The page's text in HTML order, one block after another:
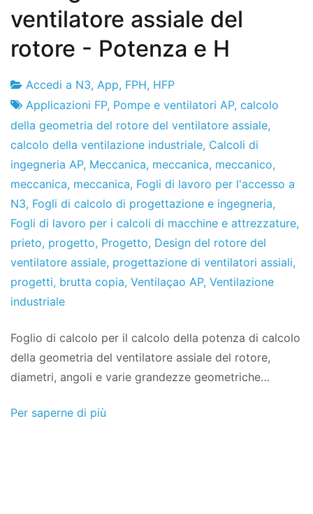
ventilatore assiale del
rotore - Potenza e H
Fabbrica
di
progetti
14
il
dicembre
de
2019
Accedi a N3, App, FPH, HFP
Applicazioni FP, Pompe e ventilatori AP, calcolo
della geometria del rotore del ventilatore assiale,
calcolo della ventilazione industriale, Calcoli di
ingegneria AP, Meccanica, meccanica, meccanico,
meccanica, meccanica, Fogli di lavoro per l'accesso a
N3, Fogli di calcolo di progettazione e ingegneria,
Fogli di lavoro per i calcoli di macchine e attrezzature,
prieto, progetto, Progetto, Design del rotore del
ventilatore assiale, progettazione di ventilatori assiali,
progetti, brutta copia, Ventilaçao AP, Ventilazione
industriale
Foglio di calcolo per il calcolo della potenza di calcolo
della geometria del ventilatore assiale del rotore,
diametri, angoli e varie grandezze geometriche…
Per saperne di più